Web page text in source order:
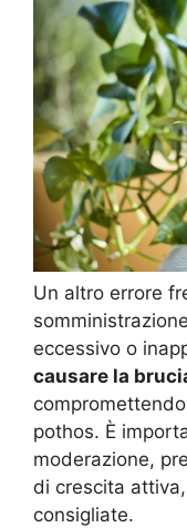
Un altro errore
eccessivo o
causare la
pothos. È
moderazione,
di crescita
consigliate.